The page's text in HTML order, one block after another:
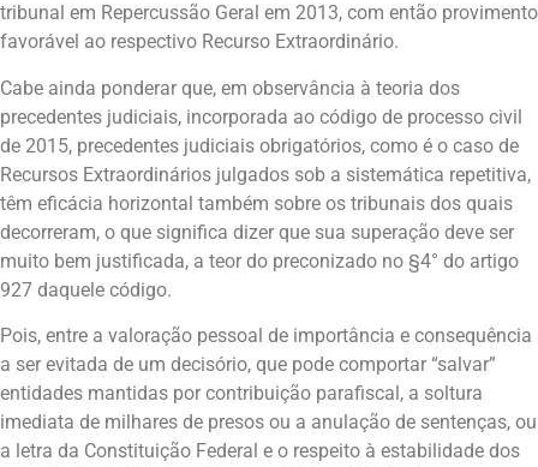
tribunal em Repercussão Geral em 2013, com então provimento
favorável ao respectivo Recurso Extraordinário.
Cabe ainda ponderar que, em observância à teoria dos
precedentes judiciais, incorporada ao código de processo civil
de 2015, precedentes judiciais obrigatórios, como é o caso de
Recursos Extraordinários julgados sob a sistemática repetitiva,
têm eficácia horizontal também sobre os tribunais dos quais
decorreram, o que significa dizer que sua superação deve ser
muito bem justificada, a teor do preconizado no §4° do artigo
927 daquele código.
Pois, entre a valoração pessoal de importância e consequência
a ser evitada de um decisório, que pode comportar “salvar”
entidades mantidas por contribuição parafiscal, a soltura
imediata de milhares de presos ou a anulação de sentenças, ou
a letra da Constituição Federal e o respeito à estabilidade dos